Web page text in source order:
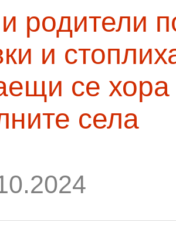
родители
и
се
села